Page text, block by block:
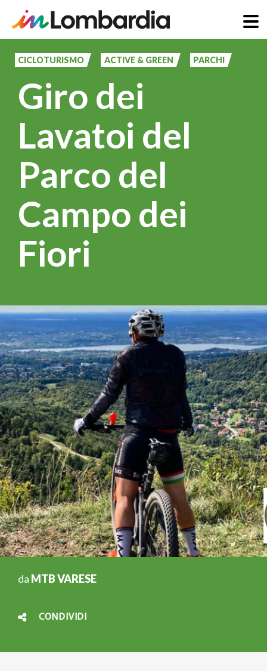
principale
CICLOTURISMO ACTIVE & GREEN PARCHI
Giro dei
Lavatoi del
Parco del
Campo dei
Fiori
da MTB VARESE
CONDIVIDI